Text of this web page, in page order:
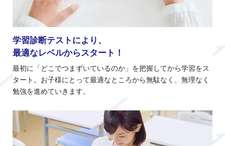
学習診断テストにより、
最適なレベルからスタート！
最初に「どこでつまずいているのか」を把握してから学習をス
タート。お子様にとって最適なところから無駄なく、無理なく
勉強を進めていきます。